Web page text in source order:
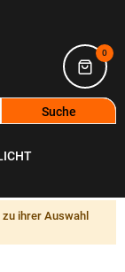
0
Suche
ihrer Auswahl